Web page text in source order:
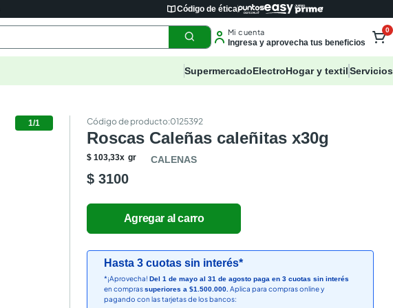
Código de ética
Mi cuenta
Ingresa y aprovecha tus beneficios
0
SupermercadoElectroHogar y textilServicios
1/1 :0125392
Roscas Caleñas caleñitas x30g
$ 103,33x gr CALENAS
$ 3100
Hasta 3 cuotas sin interés*
*¡Aprovecha!Del 1 de mayo al 31 de agosto paga en 3 cuotas sin interés
en comprassuperiores a $1.500.000. Aplica para compras online y
pagando con las tarjetas de los bancos: